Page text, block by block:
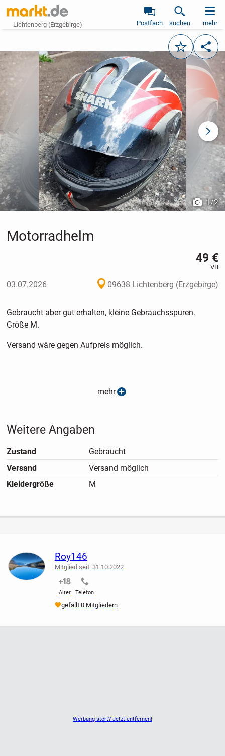
Lichtenberg (Erzgebirge) Postfach suchen mehr
Merken
vorheriges Bild
1/2
Motorradhelm
49 €
VB
03.07.2026 09638 Lichtenberg (Erzgebirge)
Gebraucht aber gut erhalten, kleine Gebrauchsspuren.
Größe M.
Versand wäre gegen Aufpreis möglich.
mehr
Weitere Angaben
Zustand
Gebraucht
Versand
Versand möglich
Kleidergröße
M
Werbung stört? Jetzt entfernen!
Roy146
Mitglied seit: 31.10.2022
Alter
nicht verifiziert
Telefon
nicht verifiziert
gefällt 0 Mitgliedern